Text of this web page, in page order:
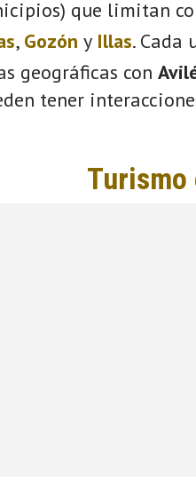
que limitan
, Gozón y Illas. Cada
geográficas con
tener